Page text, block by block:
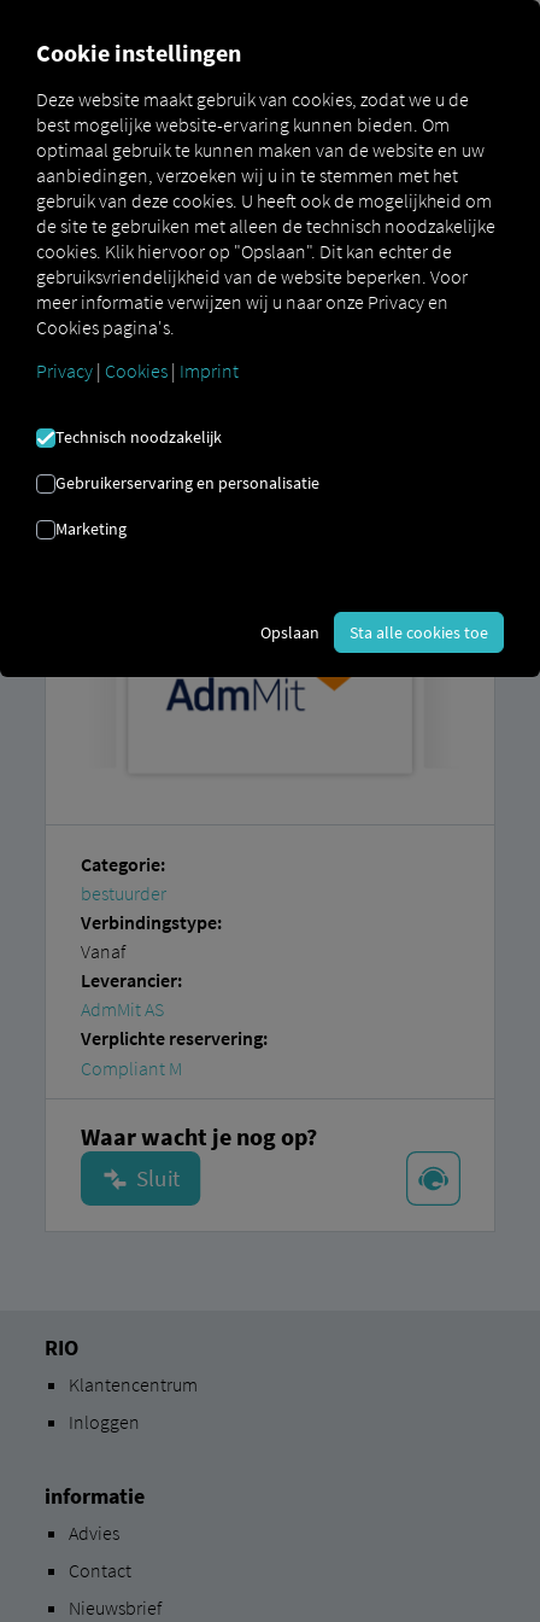
Marketplace Connectors AdmMit Connect
ADMMIT VERBINDEN
AdmMit AS? Dan kunt u
services. Het enige wat u nodig heeft, is
AdmMit AS-
Categorie:
bestuurder
Verbindingstype:
Vanaf
Leverancier:
AdmMit AS
Verplichte reservering:
Compliant M
Waar wacht je nog op?
RIO
Klantencentrum
Inloggen
informatie
Advies
Contact
Nieuwsbrief
Cookie instellingen
Deze website maakt gebruik van cookies, zodat we u de
best mogelijke website-ervaring kunnen bieden. Om
optimaal gebruik te kunnen maken van de website en uw
aanbiedingen, verzoeken wij u in te stemmen met het
gebruik van deze cookies. U heeft ook de mogelijkheid om
de site te gebruiken met alleen de technisch noodzakelijke
cookies. Klik hiervoor op "Opslaan". Dit kan echter de
gebruiksvriendelijkheid van de website beperken. Voor
meer informatie verwijzen wij u naar onze Privacy en
Cookies pagina's.
Privacy | Cookies | Imprint
Technisch noodzakelijk
Gebruikerservaring en personalisatie
Marketing
Opslaan Sta alle cookies toe